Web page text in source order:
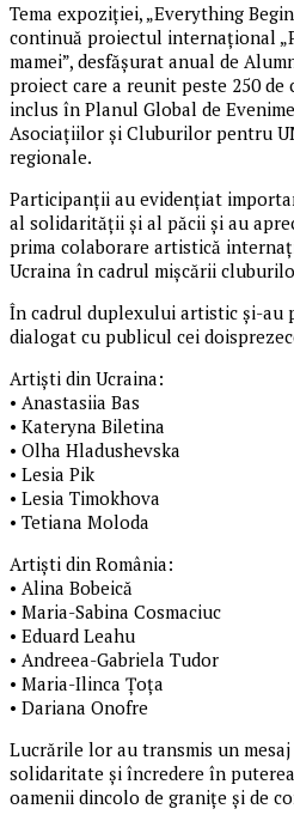
Tema expoziției, „Everything
continuă proiectul internațional
mamei”, desfășurat anual de
proiect care a reunit peste 250
inclus în Planul Global de
Asociațiilor și Cluburilor pentru
regionale.
Participanții au evidențiat
al solidarității și al păcii și au
prima colaborare artistică
Ucraina în cadrul mișcării
În cadrul duplexului artistic și-au
dialogat cu publicul cei
Artiști din Ucraina:
•⁠ ⁠Anastasiia Bas
•⁠ ⁠Kateryna Biletina
•⁠ ⁠Olha Hladushevska
•⁠ ⁠Lesia Pik
•⁠ ⁠Lesia Timokhova
•⁠ ⁠Tetiana Moloda
Artiști din România:
•⁠ ⁠Alina Bobeică
•⁠ ⁠Maria-Sabina Cosmaciuc
•⁠ ⁠Eduard Leahu
•⁠ ⁠Andreea-Gabriela Tudor
•⁠ ⁠Maria-Ilinca Țoța
•⁠ ⁠Dariana Onofre
Lucrările lor au transmis un
solidaritate și încredere în
oamenii dincolo de granițe și de